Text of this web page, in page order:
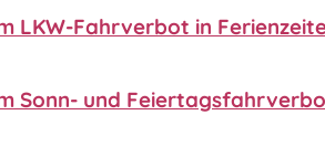
LKW-Fahrverbot in
Sonn- und